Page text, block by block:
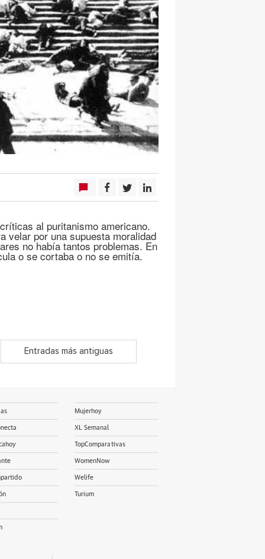
al puritanismo americano.
velar por una supuesta moralidad
no había tantos problemas. En
o se cortaba o no se emitía.
Entradas más antiguas
Mujerhoy
XL Semanal
TopComparativas
WomenNow
Welife
Turium